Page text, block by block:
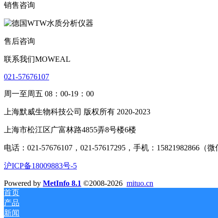
销售咨询
售后咨询
联系我们MOWEAL
021-57676107
周一至周五 08：00-19：00
上海默威生物科技公司 版权所有 2020-2023
上海市松江区广富林路4855弄8号楼6楼
电话：021-57676107，021-57617295，手机：15821982866（微
沪ICP备18009883号-5
Powered by MetInfo 8.1 ©2008-2026 mituo.cn
首页
产品
新闻